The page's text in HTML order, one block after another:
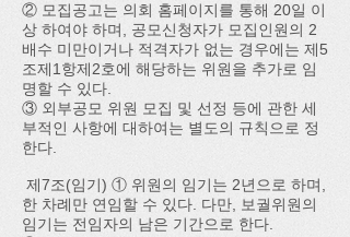
② 모집공고는 의회 홈페이지를 통해 20일 이
상 하여야 하며, 공모신청자가 모집인원의 2
배수 미만이거나 적격자가 없는 경우에는 제5
조제1항제2호에 해당하는 위원을 추가로 임
명할 수 있다.
③ 외부공모 위원 모집 및 선정 등에 관한 세
부적인 사항에 대하여는 별도의 규칙으로 정
한다.
제7조(임기) ① 위원의 임기는 2년으로 하며,
한 차례만 연임할 수 있다. 다만, 보궐위원의
임기는 전임자의 남은 기간으로 한다.